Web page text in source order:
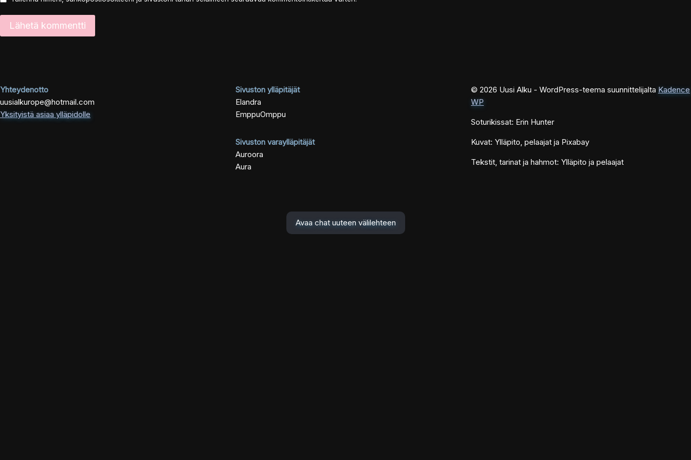
Yhteydenotto
uusialkurope@hotmail.com
Yksityistä asiaa ylläpidolle
Sivuston ylläpitäjät
Elandra
EmppuOmppu
Sivuston varaylläpitäjät
Auroora
Aura
© 2026 Uusi Alku - WordPress-teema suunnittelijalta Kadence
WP
Soturikissat: Erin Hunter
Kuvat: Ylläpito, pelaajat ja Pixabay
Tekstit, tarinat ja hahmot: Ylläpito ja pelaajat
Avaa chat uuteen välilehteen